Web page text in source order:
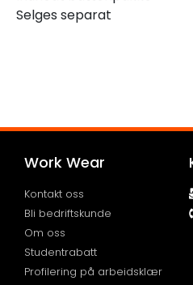
Selges separat
Work Wear
Kontakt oss
Bli bedriftskunde
Om oss
Studentrabatt
Profilering på arbeidsklær